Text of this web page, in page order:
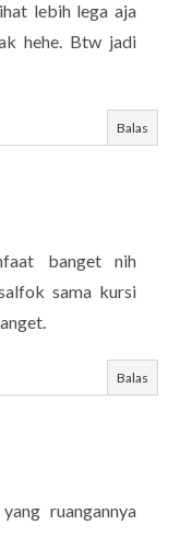
lebih lega aja
hehe. Btw jadi
Balas
banget nih
sama kursi
Balas
ruangannya